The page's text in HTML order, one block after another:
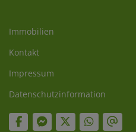
Immobilien
Kontakt
Impressum
Datenschutzinformation